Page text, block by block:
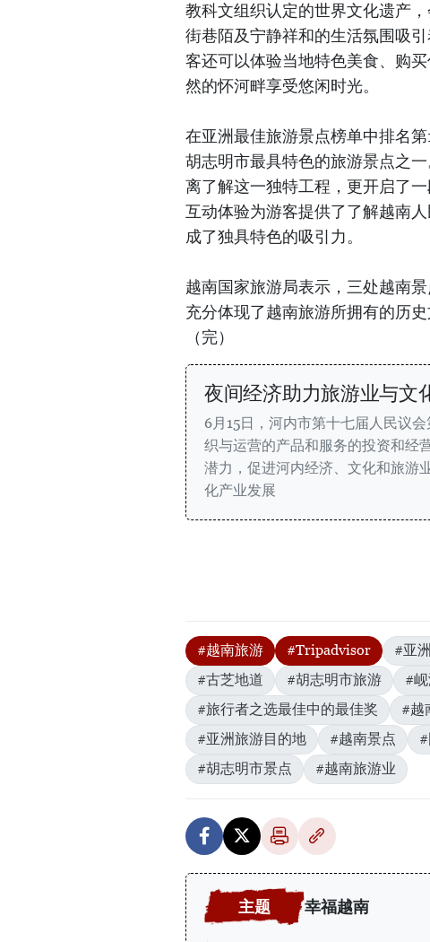
教科文组织认定的世界文化遗产
街巷陌及宁静祥和的生活氛围吸
客还可以体验当地特色美食、购
然的怀河畔享受悠闲时光。
在亚洲最佳旅游景点榜单中排名
胡志明市最具特色的旅游景点之
离了解这一独特工程，更开启了
互动体验为游客提供了了解越南
成了独具特色的吸引力。
越南国家旅游局表示，三处越南
充分体现了越南旅游所拥有的历
（完）
夜间经济助力旅游业与文
6月15日，河内市第十七届人民议
织与运营的产品和服务的投资和经
潜力，促进河内经济、文化和旅游
化产业发展
#越南旅游 #Tripadvisor #亚
#古芝地道
#胡志明市旅游 #
#旅行者之选最佳中的最佳奖
#越
#亚洲旅游目的地
#越南景点
#胡志明市景点
#越南旅游业
幸福越南